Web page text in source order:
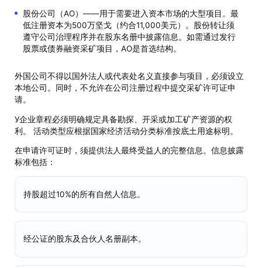
股份公司（АО）——用于需要进入资本市场的大型项目。最
低注册资本为500万坚戈（约合11,000美元）。股份转让须
遵守公司治理程序并在股东名册中披露信息。如需通过发行
股票或债券融资采矿项目，АО是首选结构。
外国公司不得以国外法人或代表处名义直接参与项目，必须设立
本地公司。同时，不允许在公司注册过程中提交采矿许可证申
请。
У企业章程必须明确规定具备勘探、开采或加工矿产资源的权
利。 活动类型应根据国家经济活动分类标准按底土用途标明。
在申请许可证时，须提供法人最终受益人的完整信息。信息披露
标准包括：
持股超过10%的所有自然人信息。
经公证的股东及合伙人名册副本。